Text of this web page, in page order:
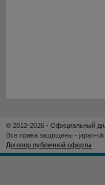
© 2012-2026 - Официальный
Все права защищены - japan-
Договор публичной оферты